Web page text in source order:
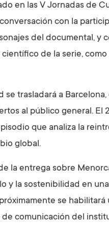
en las V Jornadas de
con la
del documental, y
de la serie,
trasladará a
al público general. El
que analiza la
global.
la entrega sobre
y la sostenibilidad en
se habilitará
comunicación del